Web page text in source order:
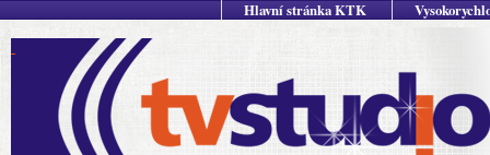
Hlavní stránka KTK